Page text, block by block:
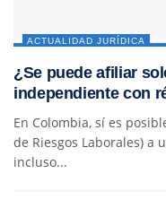
ACTUALIDAD JURÍDICA
¿Se puede afiliar
independiente con
En Colombia, sí es
de Riesgos Laborales)
incluso...